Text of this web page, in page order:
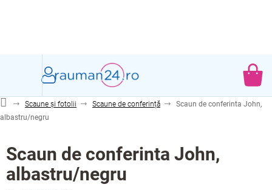
DE
Scaune și fotolii Scaune de conferință
Scaun de conferinta John,
albastru/negru
Scaun de conferinta John,
albastru/negru